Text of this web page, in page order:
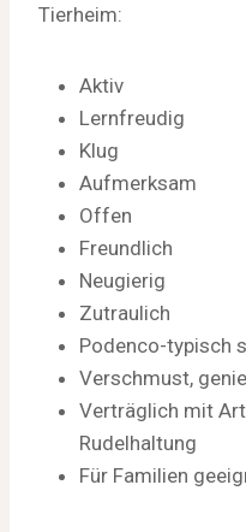
Tierheim:
Aktiv
Lernfreudig
Klug
Aufmerksam
Offen
Freundlich
Neugierig
Zutraulich
Podenco-typisch
Verschmust,
Verträglich mit
Rudelhaltung
Für Familien